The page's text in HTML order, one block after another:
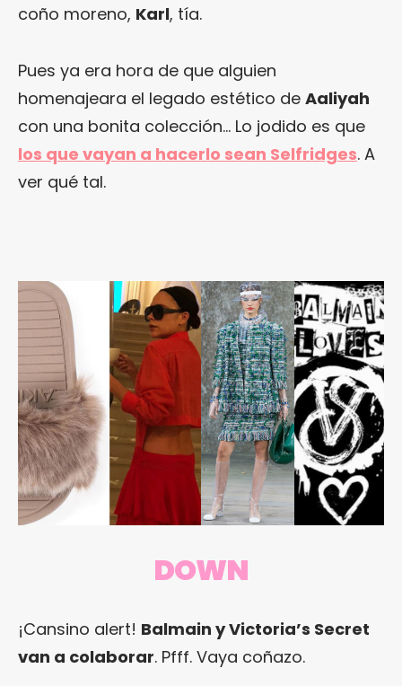
coño moreno, Karl, tía.
Pues ya era hora de que alguien
homenajeara el legado estético de Aaliyah
con una bonita colección… Lo jodido es que
los que vayan a hacerlo sean Selfridges. A
ver qué tal.
DOWN
¡Cansino alert! Balmain y Victoria’s Secret
van a colaborar. Pfff. Vaya coñazo.